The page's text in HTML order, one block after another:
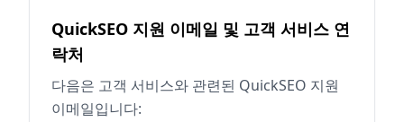
QuickSEO 지원 이메일 및 고객 서비스 연
락처
다음은 고객 서비스와 관련된 QuickSEO 지원
이메일입니다: